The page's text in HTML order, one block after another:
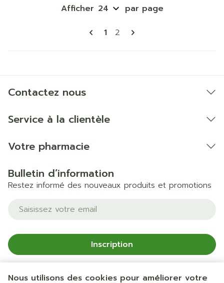
Nous utilisons des cookies pour améliorer votre
Pages
Vous lisez actuellement la
1 Page
2
Afficher par page
Contactez nous
Service à la clientèle
Votre pharmacie
Bulletin d’information
Restez informé des nouveaux produits et promotions
Adresse mail
Inscription
En cliquant sur s'abonner, vous vous abonnez à notre
newsletter et acceptez notrepolitique de confidentialité.